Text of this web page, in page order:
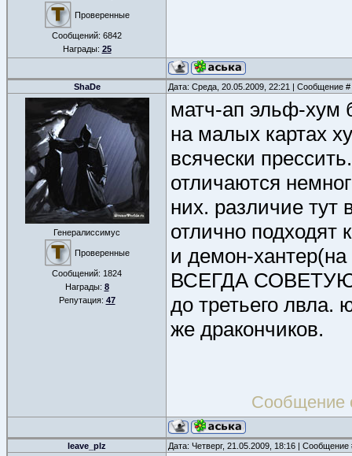
Проверенные
Сообщений: 6842
Награды: 25
ShaDe Дата: Среда, 20.05.2009, 22:21 | Сообщение #
Генералиссимус
Проверенные
Сообщений: 1824
Награды: 8
Репутация: 47
матч-ап эльф-хум
на малых картах
всячески
отличаются
них. различие тут
отлично подходят
и демон-
ВСЕГДА СОВЕТУЮ
до третьего
же дракончиков.
Сообщение
leave_plz Дата: Четверг, 21.05.2009, 18:16 |